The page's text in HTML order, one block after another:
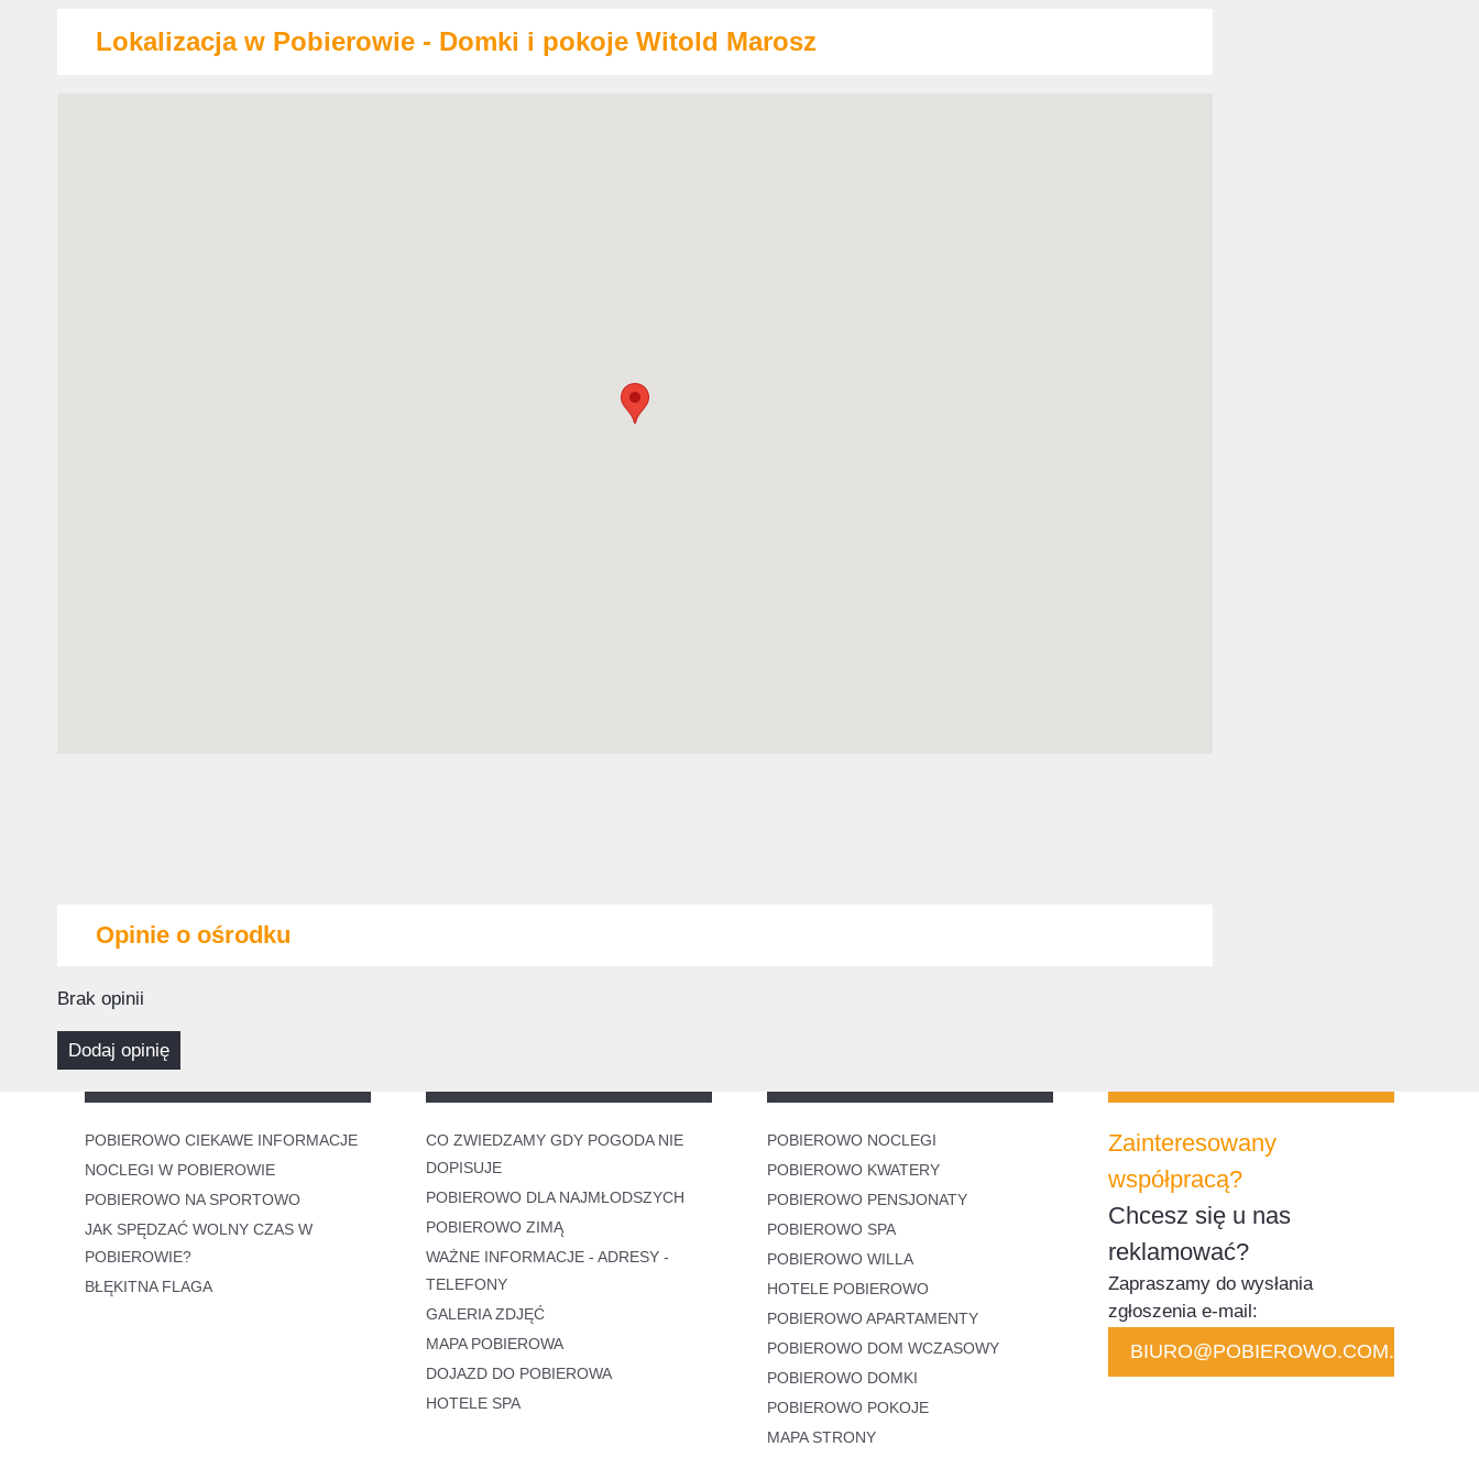
Lokalizacja w Pobierowie - Domki i pokoje Witold Marosz
Opinie o ośrodku
Brak opinii
dodaj opinię
POBIEROWO CIEKAWE INFORMACJE
NOCLEGI W POBIEROWIE
POBIEROWO NA SPORTOWO
JAK SPĘDZAĆ WOLNY CZAS W
POBIEROWIE?
BŁĘKITNA FLAGA
CO ZWIEDZAMY GDY POGODA NIE
DOPISUJE
POBIEROWO DLA NAJMŁODSZYCH
POBIEROWO ZIMĄ
WAŻNE INFORMACJE - ADRESY -
TELEFONY
GALERIA ZDJĘĆ
MAPA POBIEROWA
DOJAZD DO POBIEROWA
HOTELE SPA
POBIEROWO NOCLEGI
POBIEROWO KWATERY
POBIEROWO PENSJONATY
POBIEROWO SPA
POBIEROWO WILLA
HOTELE POBIEROWO
POBIEROWO APARTAMENTY
POBIEROWO DOM WCZASOWY
POBIEROWO DOMKI
POBIEROWO POKOJE
MAPA STRONY
Zainteresowany
współpracą?
Chcesz się u nas
reklamować?
Zapraszamy do wysłania
zgłoszenia e-mail:
BIURO@POBIEROWO.COM.PL